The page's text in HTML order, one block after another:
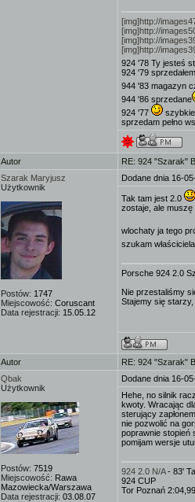
[img]http://
[img]http://
[img]http://
[img]http://
924 '78 Ty jesteś
924 '79 sprzedałem
944 '83 magazyn
944 '86 sprzedane
924 '77
sprzedam pełno
Autor
RE: 924 "Szarak"
Szarak Maryjusz
Użytkownik
Postów: 1747
Miejscowość: Coruscant
Data rejestracji: 15.05.12
Dodane dnia 16-
Tak tam jest 2.0
zostaje, ale muszę
wlochaty ja tego
szukam
Porsche 924 2.0
Nie przestaliśmy
Stajemy się
Autor
RE: 924 "Szarak"
Qbak
Użytkownik
Postów: 7519
Miejscowość: Rawa
Mazowiecka/Warszawa
Data rejestracji: 03.08.07
Dodane dnia 16-
Hehe, no silnik
kwoty. Wracając
sterujący
nie pozwolić na
poprawnie stopień
pomijam wersje
924 2.0 N/A- 83'
924 CUP
Tor Poznań